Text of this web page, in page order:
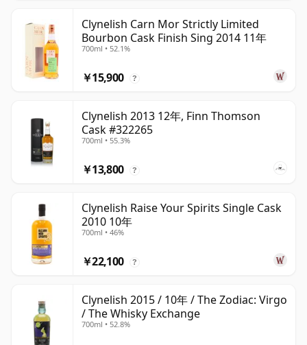
Clynelish Carn Mor Strictly Limited
Bourbon Cask Finish Sing 2014 11年
700ml • 52.1%
￥15,900 ?
Clynelish 2013 12年, Finn Thomson
Cask #322265
700ml • 55.3%
￥13,800 ?
Clynelish Raise Your Spirits Single Cask
2010 10年
700ml • 46%
￥22,100 ?
Clynelish 2015 / 10年 / The Zodiac: Virgo
/ The Whisky Exchange
700ml • 52.8%